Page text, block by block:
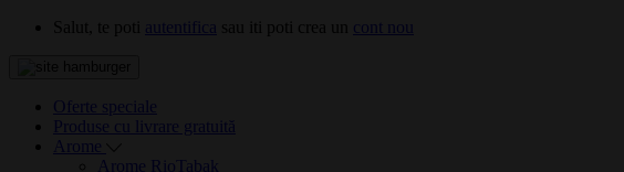
Salut, te poti autentifica sau iti poti crea un cont nou
Oferte speciale
Produse cu livrare gratuită
Arome
Arome RioTabak